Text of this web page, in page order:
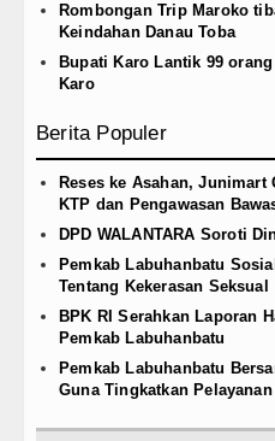
Rombongan Trip Maroko
Keindahan Danau Toba
Bupati Karo Lantik 99
Karo
Berita Populer
Reses ke Asahan,
KTP dan Pengawasan
DPD WALANTARA Soroti
Pemkab Labuhanbatu
Tentang Kekerasan Seksual
BPK RI Serahkan Laporan
Pemkab Labuhanbatu
Pemkab Labuhanbatu
Guna Tingkatkan